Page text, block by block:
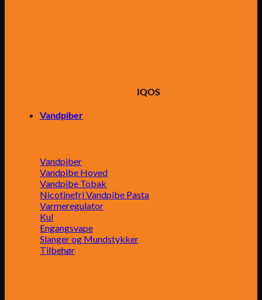
IQOS
Vandpiber
Vandpiber
Vandpibe Hoved
Vandpibe Tobak
Nicotinefri Vandpibe Pasta
Varmeregulator
Kul
Engangsvape
Slanger og Mundstykker
Tilbehør